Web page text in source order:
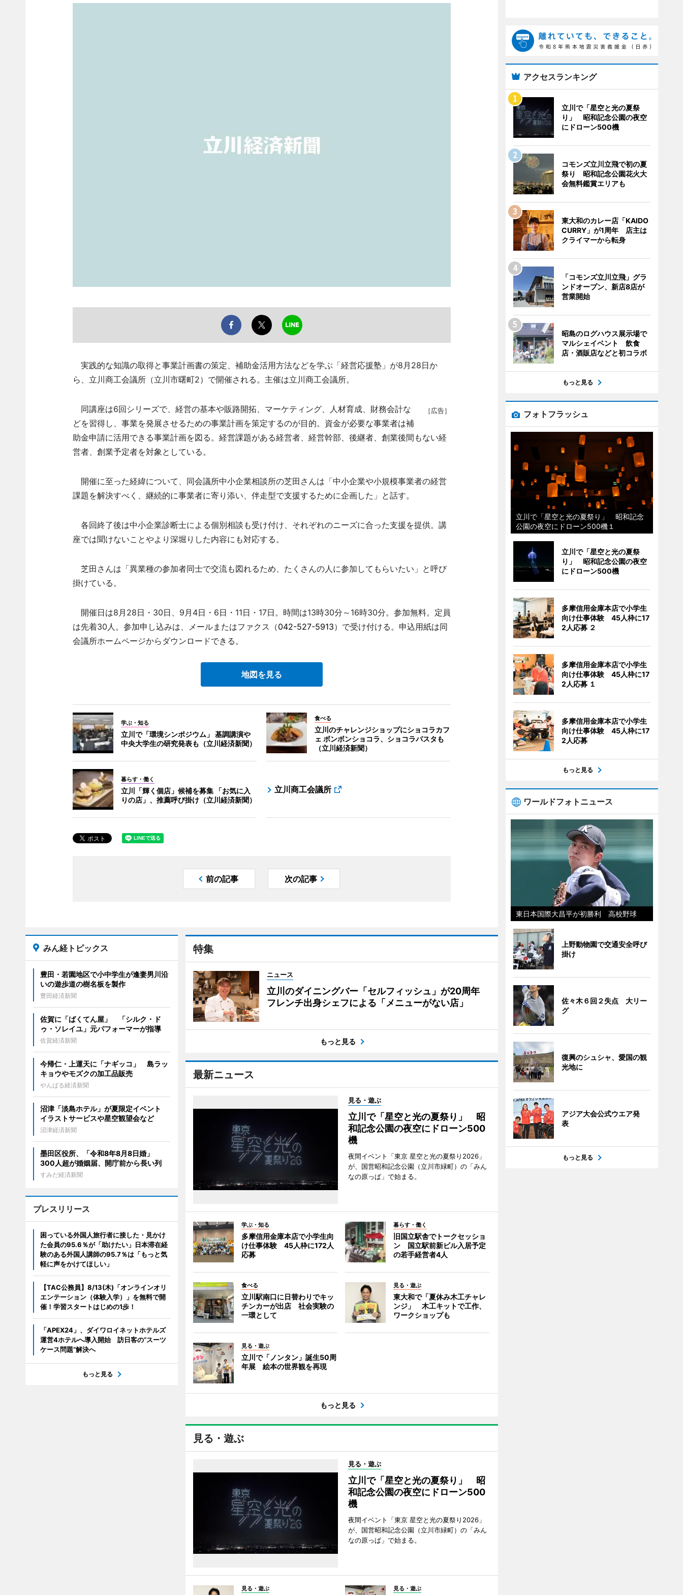
実践的な知識の取得と事業計画書の策定、補助金活用方法などを学ぶ「経営応援塾」が8月28日か
ら、立川商工会議所（立川市曙町2）で開催される。主催は立川商工会議所。
［広告］
同講座は6回シリーズで、経営の基本や販路開拓、マーケティング、人材育成、財務会計な
どを習得し、事業を発展させるための事業計画を策定するのが目的。資金が必要な事業者は補
助金申請に活用できる事業計画を図る。経営課題がある経営者、経営幹部、後継者、創業後間もない経
営者、創業予定者を対象としている。
開催に至った経緯について、同会議所中小企業相談所の芝田さんは「中小企業や小規模事業者の経営
課題を解決すべく、継続的に事業者に寄り添い、伴走型で支援するために企画した」と話す。
各回終了後は中小企業診断士による個別相談も受け付け、それぞれのニーズに合った支援を提供。講
座では聞けないことやより深堀りした内容にも対応する。
芝田さんは「異業種の参加者同士で交流も図れるため、たくさんの人に参加してもらいたい」と呼び
掛けている。
開催日は8月28日・30日、9月4日・6日・11日・17日。時間は13時30分～16時30分。参加無料。定員
は先着30人。参加申し込みは、メールまたはファクス（042-527-5913）で受け付ける。申込用紙は同
会議所ホームページからダウンロードできる。
地図を見る
学ぶ・知る
立川で「環境シンポジウム」 基調講演や
中央大学生の研究発表も（立川経済新聞）
食べる
立川のチャレンジショップにショコラカフ
ェ ボンボンショコラ、ショコラパスタも
（立川経済新聞）
暮らす・働く
立川「輝く個店」候補を募集 「お気に入
りの店」、推薦呼び掛け（立川経済新聞）
立川商工会議所
前の記事 次の記事
特集
ニュース
立川のダイニングバー「セルフィッシュ」が20周年
フレンチ出身シェフによる「メニューがない店」
もっと見る
最新ニュース
見る・遊ぶ
立川で「星空と光の夏祭り」 昭
和記念公園の夜空にドローン500
機
夜間イベント「東京 星空と光の夏祭り2026」
が、国営昭和記念公園（立川市緑町）の「みん
なの原っぱ」で始まる。
学ぶ・知る
多摩信用金庫本店で小学生向
け仕事体験 45人枠に172人
応募
暮らす・働く
旧国立駅舎でトークセッショ
ン 国立駅前新ビル入居予定
の若手経営者4人
食べる
立川駅南口に日替わりでキッ
チンカーが出店 社会実験の
一環として
見る・遊ぶ
東大和で「夏休み木工チャレ
ンジ」 木工キットで工作、
ワークショップも
見る・遊ぶ
立川で「ノンタン」誕生50周
年展 絵本の世界観を再現
もっと見る
見る・遊ぶ
見る・遊ぶ
立川で「星空と光の夏祭り」 昭
和記念公園の夜空にドローン500
機
夜間イベント「東京 星空と光の夏祭り2026」
が、国営昭和記念公園（立川市緑町）の「みん
なの原っぱ」で始まる。
見る・遊ぶ 見る・遊ぶ
みん経トピックス
豊田・若園地区で小中学生が逢妻男川沿
いの遊歩道の樹名板を製作
豊田経済新聞
佐賀に「ばくてん屋」 「シルク・ド
ゥ・ソレイユ」元パフォーマーが指導
佐賀経済新聞
今帰仁・上運天に「ナギッコ」 島ラッ
キョウやモズクの加工品販売
やんばる経済新聞
沼津「淡島ホテル」が夏限定イベント
イラストサービスや星空観望会など
沼津経済新聞
墨田区役所、「令和8年8月8日婚」
300人超が婚姻届、開庁前から長い列
すみだ経済新聞
プレスリリース
困っている外国人旅行者に接した・見かけ
た会員の95.6％が「助けたい」日本滞在経
験のある外国人講師の95.7％は「もっと気
軽に声をかけてほしい」
【TAC公務員】8/13(木)「オンラインオリ
エンテーション（体験入学）」を無料で開
催！学習スタートはじめの1歩！
「APEX24」、ダイワロイネットホテルズ
運営4ホテルへ導入開始 訪日客の“スーツ
ケース問題”解決へ
もっと見る
アクセスランキング
立川で「星空と光の夏祭
り」 昭和記念公園の夜空
にドローン500機
コモンズ立川立飛で初の夏
祭り 昭和記念公園花火大
会無料鑑賞エリアも
東大和のカレー店「KAIDO
CURRY」が1周年 店主は
クライマーから転身
「コモンズ立川立飛」グラ
ンドオープン、新店8店が
営業開始
昭島のログハウス展示場で
マルシェイベント 飲食
店・酒販店などと初コラボ
もっと見る
フォトフラッシュ
立川で「星空と光の夏祭り」 昭和記念
公園の夜空にドローン500機１
立川で「星空と光の夏祭
り」 昭和記念公園の夜空
にドローン500機
多摩信用金庫本店で小学生
向け仕事体験 45人枠に17
2人応募 ２
多摩信用金庫本店で小学生
向け仕事体験 45人枠に17
2人応募 １
多摩信用金庫本店で小学生
向け仕事体験 45人枠に17
2人応募
もっと見る
ワールドフォトニュース
東日本国際大昌平が初勝利 高校野球
上野動物園で交通安全呼び
掛け
佐々木６回２失点 大リー
グ
復興のシュシャ、愛国の観
光地に
アジア大会公式ウエア発
表
もっと見る